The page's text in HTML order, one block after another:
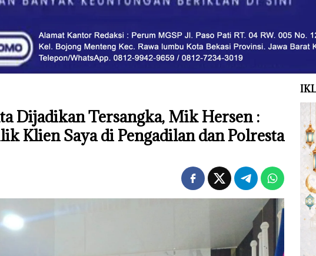
Dijadikan Tersangka, Mik Hersen :
Klien Saya di Pengadilan dan Polresta